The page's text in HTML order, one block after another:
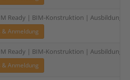
Ready | BIM-Konstruktion | Ausbildung
& Anmeldung
Ready | BIM-Konstruktion | Ausbildung
& Anmeldung